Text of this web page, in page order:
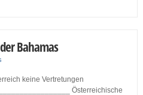
Bahamas
keine Vertretungen
Österreichische